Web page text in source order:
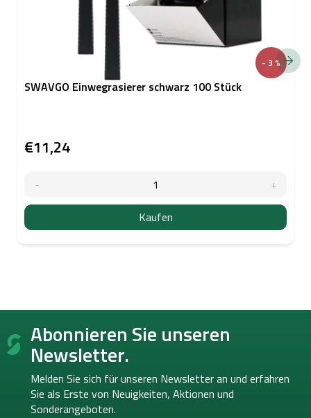
- 3 %
SWAVGO Einwegrasierer schwarz 100 Stück
€11,24
Kaufen
F
ß Abonnieren Sie unseren
Newsletter.
Melden Sie sich für unseren Newsletter an und erfahren
Sie als Erste von Neuigkeiten, Aktionen und
Sonderangeboten.